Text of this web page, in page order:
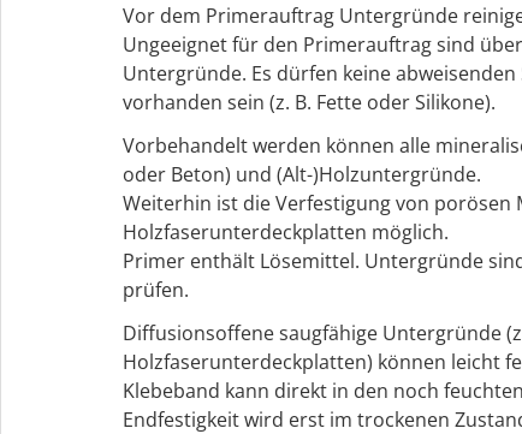
Vor dem Primerauftrag Untergründe
Ungeeignet für den Primerauftrag sind
Untergründe. Es dürfen keine
vorhanden sein (z. B. Fette oder Silikone).
Vorbehandelt werden können alle
oder Beton) und (Alt-)Holzuntergründe.
Weiterhin ist die Verfestigung von porösen
Holzfaserunterdeckplatten möglich.
Primer enthält Lösemittel. Untergründe
prüfen.
Diffusionsoffene saugfähige Untergründe
Holzfaserunterdeckplatten) können leicht
Klebeband kann direkt in den noch
Endfestigkeit wird erst im trockenen